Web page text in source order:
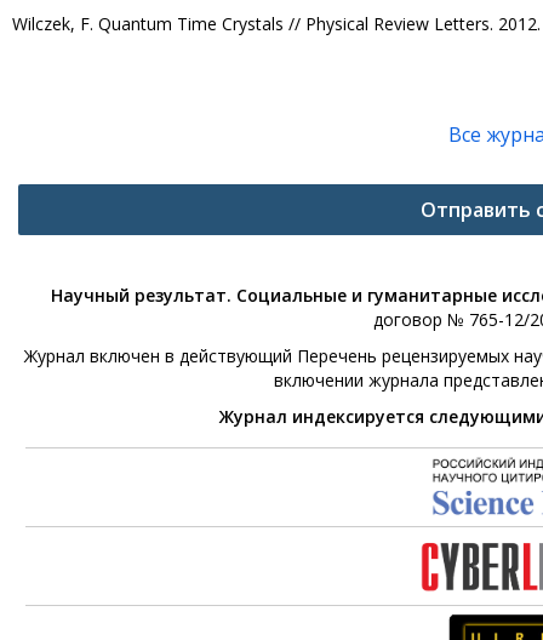
Wilczek, F. Quantum Time Crystals // Physical Review Letters.
Все
Отправить
Научный результат. Социальные и гуманитарные
договор № 765-12/
Журнал включен в действующий Перечень рецензируемых
включении журнала
Журнал индексируется